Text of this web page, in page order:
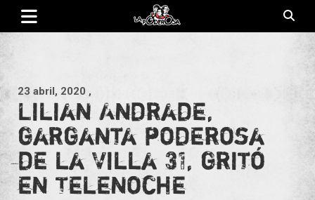
Saltar
contenido
23 abril, 2020 ,
Lilian Andrade,
garganta poderosa
de la Villa 31, gritó
en Telenoche